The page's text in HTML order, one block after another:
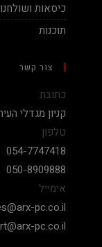
כיסאות
תוכנות
צור קשר
כתובת
קניון מגדלי העיר קומה 2, שדרות
טלפון
054-7747418
050-8909888
אימייל
pc.co.il
pc.co.il